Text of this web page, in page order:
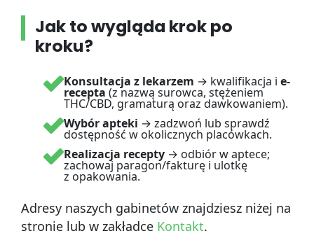
Jak to wygląda krok po
kroku?
Konsultacja z lekarzem → kwalifikacja i e-
recepta (z nazwą surowca, stężeniem
THC/CBD, gramaturą oraz dawkowaniem).
Wybór apteki → zadzwoń lub sprawdź
dostępność w okolicznych placówkach.
Realizacja recepty → odbiór w aptece;
zachowaj paragon/fakturę i ulotkę
z opakowania.
Adresy naszych gabinetów znajdziesz niżej na
stronie lub w zakładce Kontakt.